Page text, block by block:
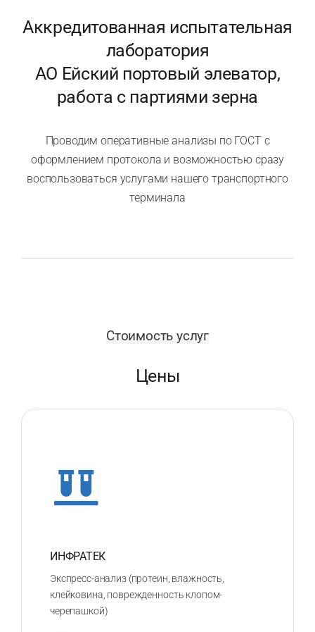
Аккредитованная испытательная
лаборатория
АО Ейский портовый элеватор,
работа с партиями зерна
Проводим оперативные анализы по ГОСТ с
оформлением протокола и возможностью сразу
воспользоваться услугами нашего транспортного
терминала
Стоимость услуг
Цены
ИНФРАТЕК
Экспресс-анализ (протеин, влажность,
клейковина, поврежденность клопом-
черепашкой)